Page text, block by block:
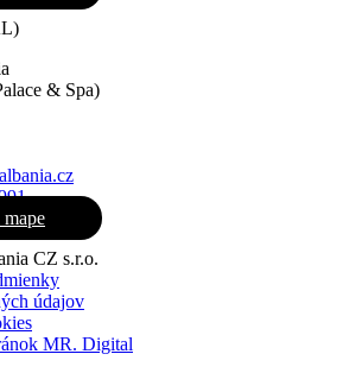
& Spa)
CZ s.r.o.
údajov
MR. Digital